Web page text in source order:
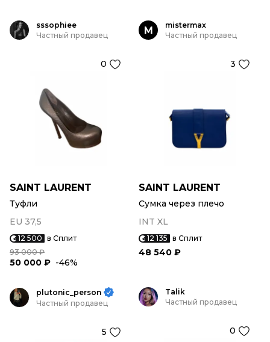
sssophiee
Частный продавец
0
SAINT LAURENT
Туфли
EU 37,5
12 500 в Сплит
93 000 ₽
50 000 ₽ -46%
M
mistermax
Частный продавец
3
SAINT LAURENT
Сумка через плечо
INT XL
12 135 в Сплит
48 540 ₽
plutonic_person
Частный продавец
5
Talik
Частный продавец
0